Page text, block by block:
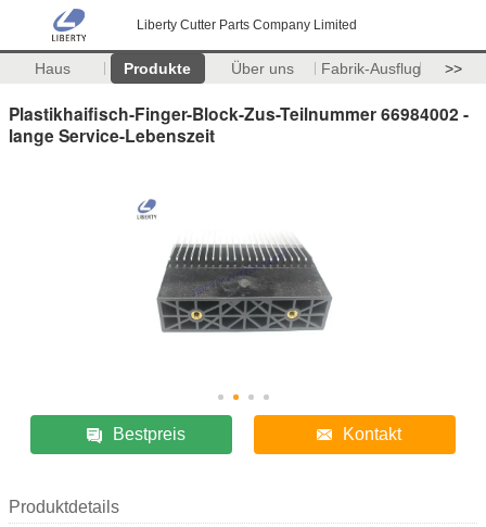
Liberty Cutter Parts Company Limited
Haus Produkte Über uns Fabrik-Ausflug >>
Plastikhaifisch-Finger-Block-Zus-Teilnummer 66984002 -
lange Service-Lebenszeit
Bestpreis Kontakt
Produktdetails